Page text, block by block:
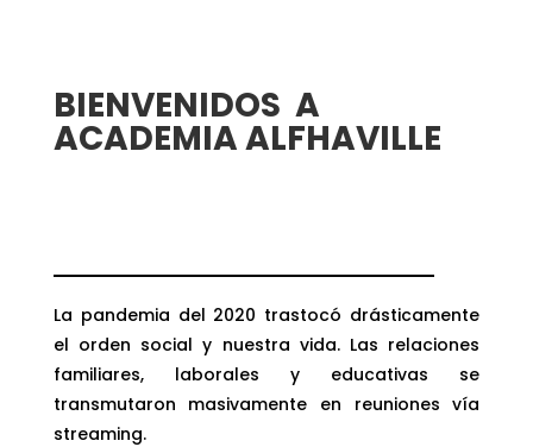
BIENVENIDOS A
ACADEMIA ALFHAVILLE
La pandemia del 2020 trastocó drásticamente
el orden social y nuestra vida. Las relaciones
familiares, laborales y educativas se
transmutaron masivamente en reuniones vía
streaming.